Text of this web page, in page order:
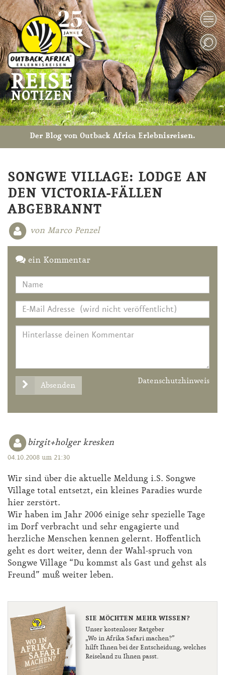
Der Blog von Outback Africa Erlebnisreisen.
SONGWE VILLAGE: LODGE AN
DEN VICTORIA-FÄLLEN
ABGEBRANNT
von Marco Penzel
ein Kommentar
Absenden Datenschutzhinweis
birgit+holger kresken
04.10.2008 um 21:30
Wir sind über die aktuelle Meldung i.S. Songwe
Village total entsetzt, ein kleines Paradies wurde
hier zerstört.
Wir haben im Jahr 2006 einige sehr spezielle Tage
im Dorf verbracht und sehr engagierte und
herzliche Menschen kennen gelernt. Hoffentlich
geht es dort weiter, denn der Wahl-spruch von
Songwe Village “Du kommst als Gast und gehst als
Freund” muß weiter leben.
SIE MÖCHTEN MEHR WISSEN?
Unser kostenloser Ratgeber
„Wo in Afrika Safari machen?”
hilft Ihnen bei der Entscheidung, welches
Reiseland zu Ihnen passt.